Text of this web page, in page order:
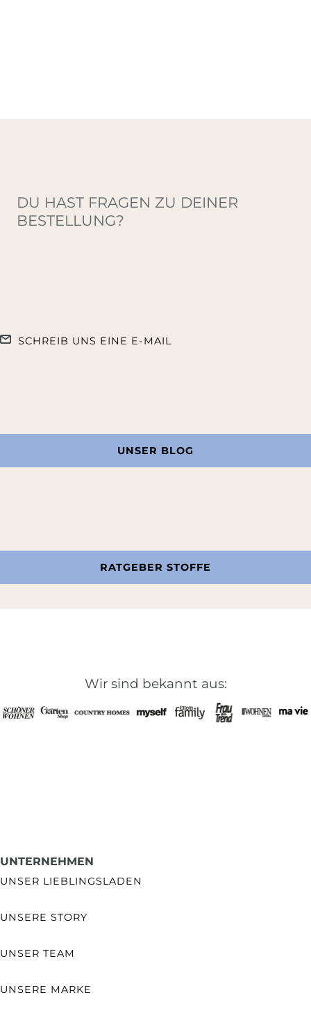
DU HAST FRAGEN ZU DEINER
BESTELLUNG?
SCHREIB UNS EINE E-MAIL
UNSER BLOG
RATGEBER STOFFE
Wir sind bekannt aus:
UNTERNEHMEN
UNSER LIEBLINGSLADEN
UNSERE STORY
UNSER TEAM
UNSERE MARKE